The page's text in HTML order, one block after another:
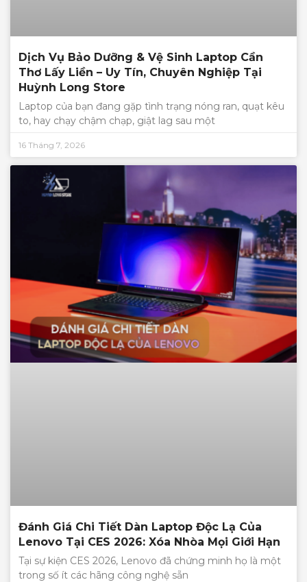
Dịch Vụ Bảo Dưỡng & Vệ Sinh Laptop Cần
Thơ Lấy Liền – Uy Tín, Chuyên Nghiệp Tại
Huỳnh Long Store
Laptop của bạn đang gặp tình trạng nóng ran, quạt kêu
to, hay chạy chậm chạp, giật lag sau một
16 Tháng 7, 2026
Đánh Giá Chi Tiết Dàn Laptop Độc Lạ Của
Lenovo Tại CES 2026: Xóa Nhòa Mọi Giới Hạn
Tại sự kiện CES 2026, Lenovo đã chứng minh họ là một
trong số ít các hãng công nghệ sẵn